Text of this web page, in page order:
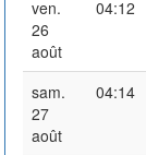
ven.
26
août
04:12
sam.
27
août
04:14